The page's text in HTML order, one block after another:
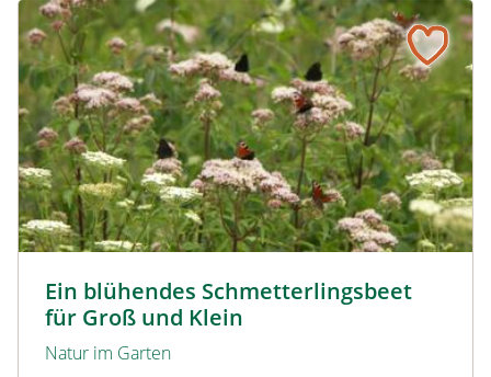
Ein blühendes Schmetterlingsbeet
für Groß und Klein
Natur im Garten
Ein blühendes Schmetterlingsbeet für Groß und Klein